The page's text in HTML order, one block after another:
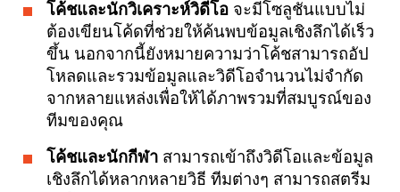
โค้ชและนักวิเคราะห์วิดีโอ จะมีโซลูชันแบบไม่
ต้องเขียนโค้ดที่ช่วยให้ค้นพบข้อมูลเชิงลึกได้เร็ว
ขึ้น นอกจากนี้ยังหมายความว่าโค้ชสามารถอัป
โหลดและรวมข้อมูลและวิดีโอจำนวนไม่จำกัด
จากหลายแหล่งเพื่อให้ได้ภาพรวมที่สมบูรณ์ของ
ทีมของคุณ
โค้ชและนักกีฬา สามารถเข้าถึงวิดีโอและข้อมูล
เชิงลึกได้หลากหลายวิธี ทีมต่างๆ สามารถสตรีม